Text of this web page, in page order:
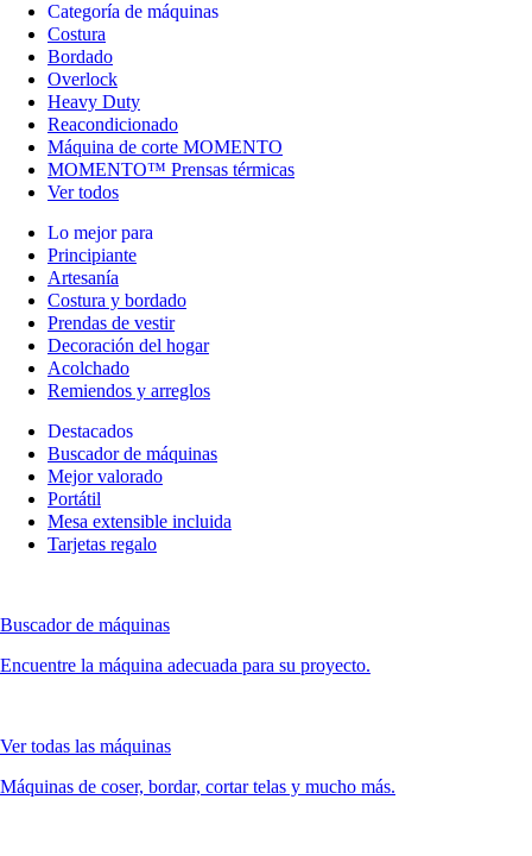
Categoría de máquinas
Costura
Bordado
Overlock
Heavy Duty
Reacondicionado
Máquina de corte MOMENTO
MOMENTO™ Prensas térmicas
Ver todos
Lo mejor para
Principiante
Artesanía
Costura y bordado
Prendas de vestir
Decoración del hogar
Acolchado
Remiendos y arreglos
Destacados
Buscador de máquinas
Mejor valorado
Portátil
Mesa extensible incluida
Tarjetas regalo
Buscador de máquinas
Encuentre la máquina adecuada para su proyecto.
Ver todas las máquinas
Máquinas de coser, bordar, cortar telas y mucho más.